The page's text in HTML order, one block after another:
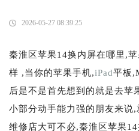
2026-05-27 08:39:25
秦淮区苹果14换内屏在哪里,
样 ,当你的苹果手机,iPad平板
后是不是首先想到的就是去苹
小部分动手能力强的朋友来说
维修店大可不必,秦淮区苹果